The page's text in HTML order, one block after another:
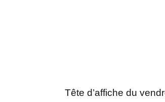
Tête d’affiche du